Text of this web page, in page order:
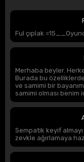
Ful çıplak
Merhaba beyler.
Burada bu
ve samimi bir
samimi olması benim
Sempatik keyif
zevkle ağırlamaya